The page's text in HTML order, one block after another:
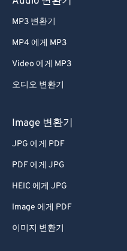
MP3 변환기
MP4 에게 MP3
Video 에게 MP3
오디오 변환기
Image 변환기
JPG 에게 PDF
PDF 에게 JPG
HEIC 에게 JPG
Image 에게 PDF
이미지 변환기